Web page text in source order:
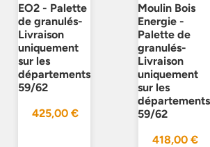
EO2 - Palette
de granulés-
Livraison
uniquement
sur les
départements
59/62
425,00€
Moulin Bois
Energie -
Palette de
granulés-
Livraison
uniquement
sur les
départements
59/62
418,00 €